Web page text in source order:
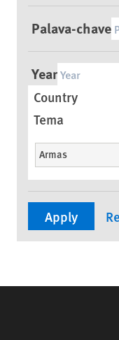
Palava-chave
Year
Country
Tema
Armas